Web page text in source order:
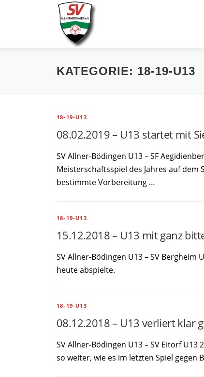
KATEGORIE: 18-19-U13
18-19-U13
08.02.2019 – U13 startet mit
SV Allner-Bödingen U13 – SF
Meisterschaftsspiel des Jahres auf
bestimmte Vorbereitung …
18-19-U13
15.12.2018 – U13 mit ganz
SV Allner-Bödingen U13 – SV Bergheim
heute abspielte.
18-19-U13
08.12.2018 – U13 verliert klar
SV Allner-Bödingen U13 – SV Eitorf
so weiter, wie es im letzten Spiel gegen